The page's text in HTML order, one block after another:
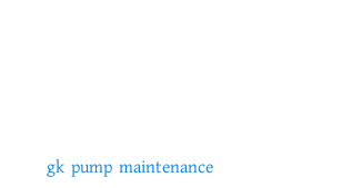
gk pump maintenance